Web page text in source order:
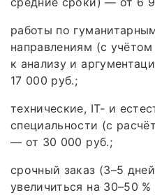
работы по
направлениям (с
к анализу и
17 000 руб.;
технические, IT‑ и
специальности (с
— от 30 000 руб.;
срочный заказ (3–5
увеличиться на 30–50 %